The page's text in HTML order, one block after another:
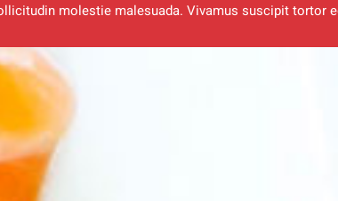
molestie malesuada. Vivamus suscipit tortor